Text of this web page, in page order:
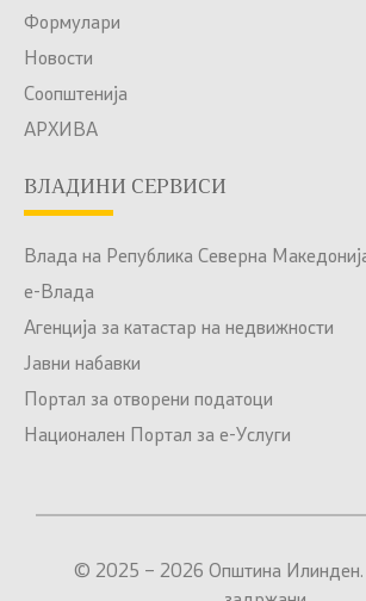
Формулари
Новости
Соопштенија
АРХИВА
ВЛАДИНИ СЕРВИСИ
Влада на Република Северна
е-Влада
Агенција за катастар на недвижности
Јавни набавки
Портал за отворени податоци
Национален Портал за е-Услуги
© 2025 – 2026 Општина Илинден.